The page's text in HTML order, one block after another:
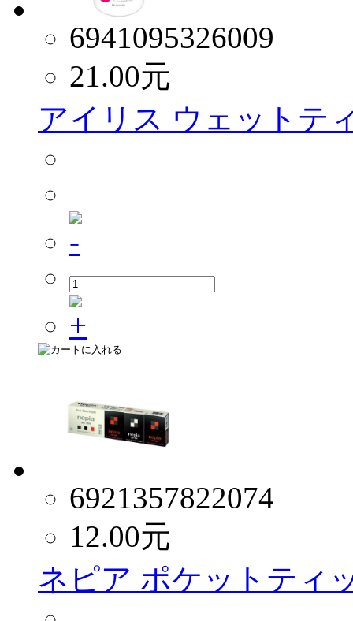
6941095326009
21.00元
アイリス ウェットテ
6921357822074
12.00元
ネピア ポケットティ